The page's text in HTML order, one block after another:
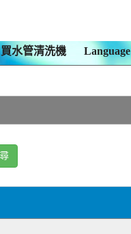
買水管清洗機 Language